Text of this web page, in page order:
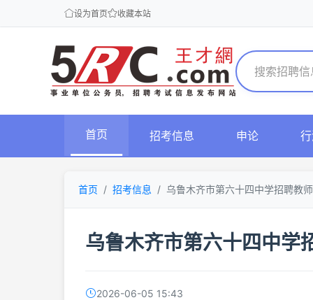
设为首页 收藏本站
首页 招考信息 申论
首页 招考信息 乌鲁木齐市第六十四中学招聘教
乌鲁木齐市第六十四中学
2026-06-05 15:43